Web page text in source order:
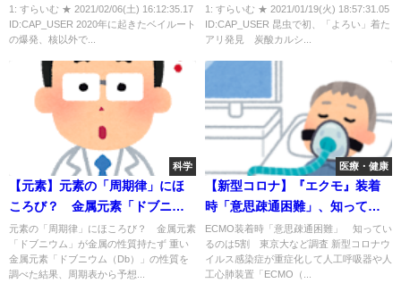
規模だった
1: すらいむ ★ 2021/02/06(土) 16:12:35.17
ID:CAP_USER 2020年に起きたベイルート
の爆発、核以外で...
製
1: すらいむ ★ 2021/01/19(火) 18:57:31.05
ID:CAP_USER 昆虫で初、「よろい」着た
アリ発見 炭酸カルシ...
科学
【元素】元素の「周期律」にほ
ころび？ 金属元素「ドブニウ
ム」が金属の性質持たず・・
元素の「周期律」にほころび？ 金属元素
「ドブニウム」が金属の性質持たず 重い
金属元素「ドブニウム（Db）」の性質を
調べた結果、周期表から予想...
医療・健康
【新型コロナ】『エクモ』装着
時「意思疎通困難」、知ってい
るのは５割
ECMO装着時「意思疎通困難」 知ってい
るのは5割 東京大など調査 新型コロナウ
イルス感染症が重症化して人工呼吸器や人
工心肺装置「ECMO（...